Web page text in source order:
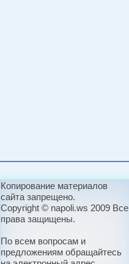
Копирование материалов
сайта запрещено.
Copyright © napoli.ws 2009 Все
права защищены.
По всем вопросам и
предложениям обращайтесь